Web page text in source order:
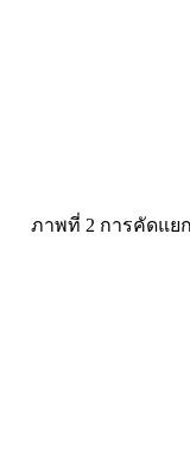
ภาพที่ 2 การคัดแย